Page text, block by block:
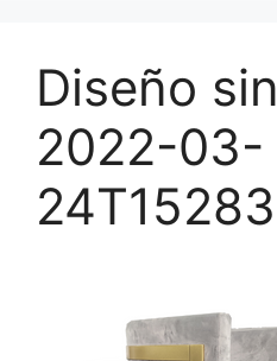
Diseño
2022-03-